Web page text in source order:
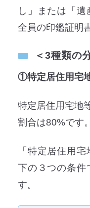
し」または「
全員の印鑑証明
＜3種類の
①特定居住用宅
特定居住用宅地
割合は80%です。
「特定居住用
下の３つの条件
す。